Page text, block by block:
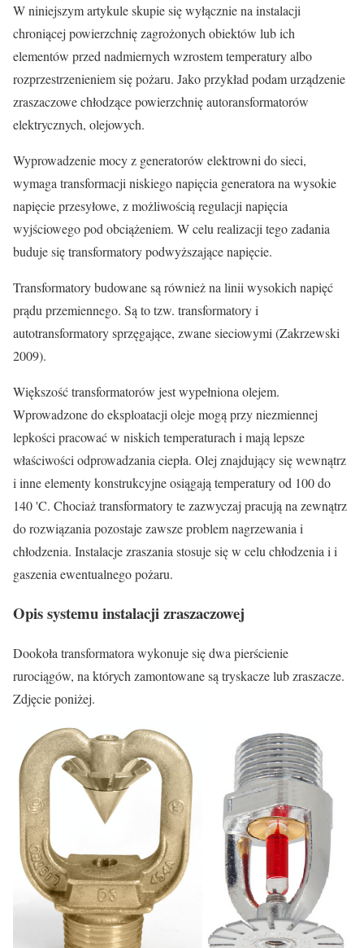
W niniejszym artykule skupie się wyłącznie na instalacji
chroniącej powierzchnię zagrożonych obiektów lub ich
elementów przed nadmiernych wzrostem temperatury albo
rozprzestrzenieniem się pożaru. Jako przykład podam urządzenie
zraszaczowe chłodzące powierzchnię autoransformatorów
elektrycznych, olejowych.
Wyprowadzenie mocy z generatorów elektrowni do sieci,
wymaga transformacji niskiego napięcia generatora na wysokie
napięcie przesyłowe, z możliwością regulacji napięcia
wyjściowego pod obciążeniem. W celu realizacji tego zadania
buduje się transformatory podwyższające napięcie.
Transformatory budowane są również na linii wysokich napięć
prądu przemiennego. Są to tzw. transformatory i
autotransformatory sprzęgające, zwane sieciowymi (Zakrzewski
2009).
Większość transformatorów jest wypełniona olejem.
Wprowadzone do eksploatacji oleje mogą przy niezmiennej
lepkości pracować w niskich temperaturach i mają lepsze
właściwości odprowadzania ciepła. Olej znajdujący się wewnątrz
i inne elementy konstrukcyjne osiągają temperatury od 100 do
140 'C. Chociaż transformatory te zazwyczaj pracują na zewnątrz
do rozwiązania pozostaje zawsze problem nagrzewania i
chłodzenia. Instalacje zraszania stosuje się w celu chłodzenia i i
gaszenia ewentualnego pożaru.
Opis systemu instalacji zraszaczowej
Dookoła transformatora wykonuje się dwa pierścienie
rurociągów, na których zamontowane są tryskacze lub zraszacze.
Zdjęcie poniżej.